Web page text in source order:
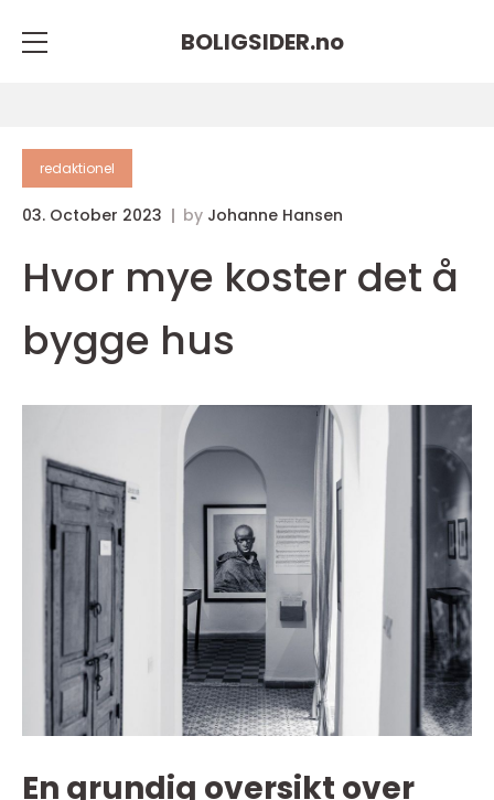
BOLIGSIDER.no
redaktionel
03. October 2023 by Johanne Hansen
Hvor mye koster det å
bygge hus
En grundig oversikt over